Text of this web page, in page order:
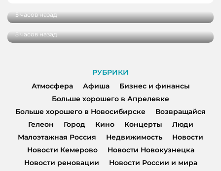
5 часов назад
поставки топлива для аграриев
5 часов назад
РУБРИКИ
Атмосфера
Афиша
Бизнес и финансы
Больше хорошего в Апрелевке
Больше хорошего в Новосибирске
Возвращайся
Гелеон
Город Кино Концерты
Люди
Малоэтажная Россия
Недвижимость
Новости
Новости Кемерово
Новости Новокузнецка
Новости реновации
Новости России и мира